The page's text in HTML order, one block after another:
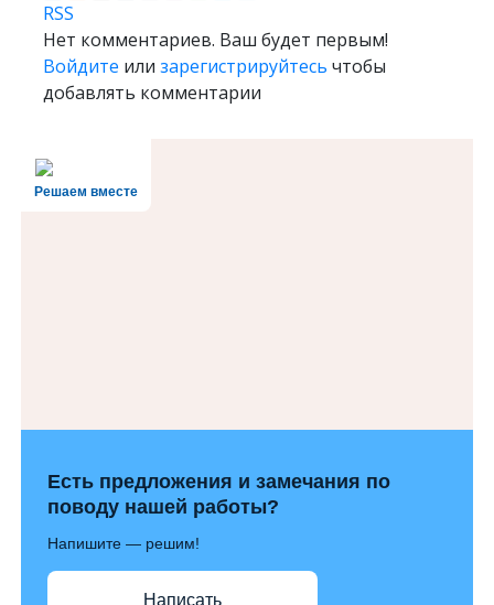
RSS
Нет комментариев. Ваш будет первым!
Войдите илизарегистрируйтесь чтобы
добавлять комментарии
Решаем вместе
Есть предложения и замечания по
поводу нашей работы?
Напишите — решим!
Написать